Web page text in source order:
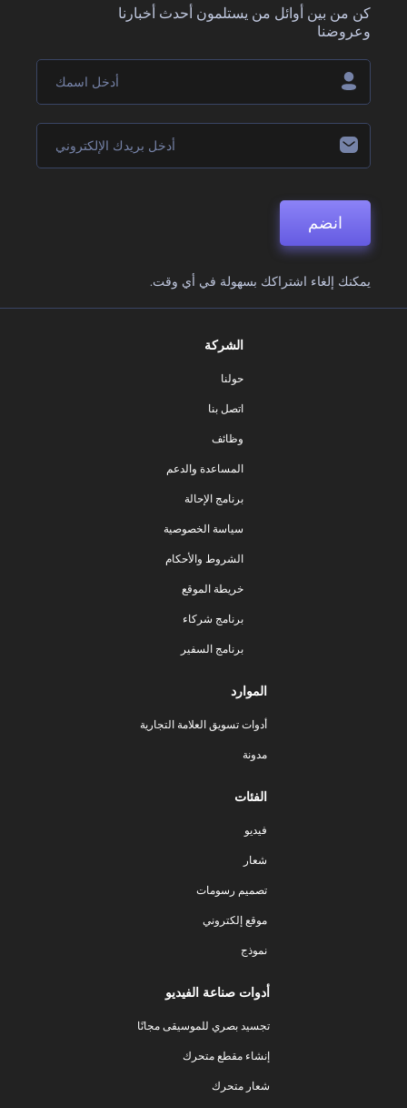
كن من بين أوائل من يستلمون أحدث أخبارنا
وعروضنا
انضم
يمكنك إلغاء اشتراكك بسهولة في أي وقت.
الشركة
حولنا
اتصل بنا
وظائف
المساعدة والدعم
برنامج الإحالة
سياسة الخصوصية
الشروط والأحكام
خريطة الموقع
برنامج شركاء
برنامج السفير
الموارد
أدوات تسويق العلامة التجارية
مدونة
الفئات
فيديو
شعار
تصميم رسومات
موقع إلكتروني
نموذج
أدوات صناعة الفيديو
تجسيد بصري للموسيقى مجانًا
إنشاء مقطع متحرك
شعار متحرك